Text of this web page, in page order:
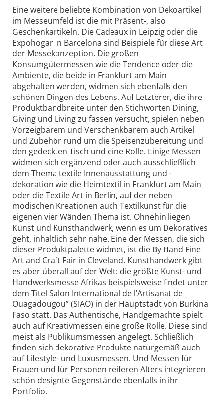
Eine weitere beliebte Kombination von Dekoartikel
im Messeumfeld ist die mit Präsent-, also
Geschenkartikeln. Die Cadeaux in Leipzig oder die
Expohogar in Barcelona sind Beispiele für diese Art
der Messekonzeption. Die großen
Konsumgütermessen wie die Tendence oder die
Ambiente, die beide in Frankfurt am Main
abgehalten werden, widmen sich ebenfalls den
schönen Dingen des Lebens. Auf Letzterer, die ihre
Produktbandbreite unter den Stichworten Dining,
Giving und Living zu fassen versucht, spielen neben
Vorzeigbarem und Verschenkbarem auch Artikel
und Zubehör rund um die Speisenzubereitung und
den gedeckten Tisch und eine Rolle. Einige Messen
widmen sich ergänzend oder auch ausschließlich
dem Thema textile Innenausstattung und -
dekoration wie die Heimtextil in Frankfurt am Main
oder die Textile Art in Berlin, auf der neben
modischen Kreationen auch Textilkunst für die
eigenen vier Wänden Thema ist. Ohnehin liegen
Kunst und Kunsthandwerk, wenn es um Dekoratives
geht, inhaltlich sehr nahe. Eine der Messen, die sich
dieser Produktpalette widmet, ist die By Hand Fine
Art and Craft Fair in Cleveland. Kunsthandwerk gibt
es aber überall auf der Welt: die größte Kunst- und
Handwerksmesse Afrikas beispielsweise findet unter
dem Titel Salon International de l’Artisanat de
Ouagadougou” (SIAO) in der Hauptstadt von Burkina
Faso statt. Das Authentische, Handgemachte spielt
auch auf Kreativmessen eine große Rolle. Diese sind
meist als Publikumsmessen angelegt. Schließlich
finden sich dekorative Produkte naturgemäß auch
auf Lifestyle- und Luxusmessen. Und Messen für
Frauen und für Personen reiferen Alters integrieren
schön designte Gegenstände ebenfalls in ihr
Portfolio.